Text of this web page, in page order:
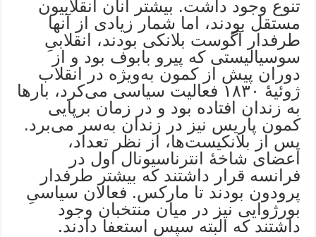
تنوع وجود داشت. بیشتر آنان انقلابیون
مستقل بودند، اما شمار زیادی از آنها
طرفدار آگوست بلانکی بودند، انقلابیِ
سوسیالیستی که پیرو بابوف بود و از
دوران پیش از کمون به‌ویژه در انقلاب
ژوئیۀ ۱۸۳۰ فعالیت سیاسی می‌کرد، بارها
به زندان افتاده بود و در زمان برپایی
کمون پاریس نیز در زندان به‌سر می‌برد.
پس از بلانکیست‌ها، از نظر تعداد،
اعضای شاخۀ انترناسیونال اول در
فرانسه قرار داشتند که بیشتر طرفدار
پرودون بودند تا مارکس. فعالان سیاسیِ
بورژوایی نیز در میان منتخبان وجود
داشتند که البته سپس استعفا دادند.